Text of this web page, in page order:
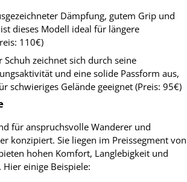
Dämpfung, gutem Grip und
dieses Modell ideal für längere
110€)
Schuh zeichnet sich durch seine
und eine solide Passform aus,
schwieriges Gelände geeignet (Preis: 95€)
für anspruchsvolle Wanderer und
konzipiert. Sie liegen im Preissegment von
hohen Komfort, Langlebigkeit und
Hier einige Beispiele: